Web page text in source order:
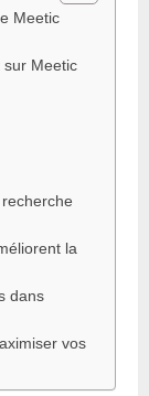
Meetic
sur Meetic
la
dans
vos